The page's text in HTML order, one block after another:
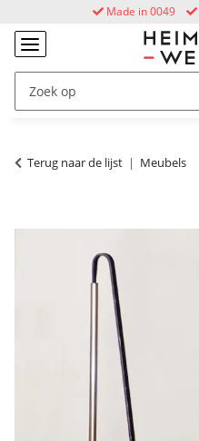
Made in 0049
Terug naar de lijst Meubels